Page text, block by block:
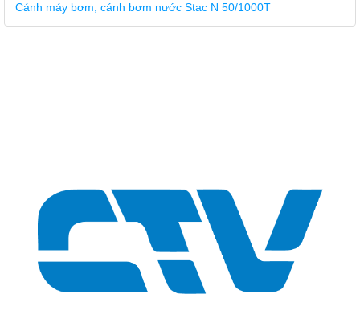
bơm nước Stac N 50/1000T